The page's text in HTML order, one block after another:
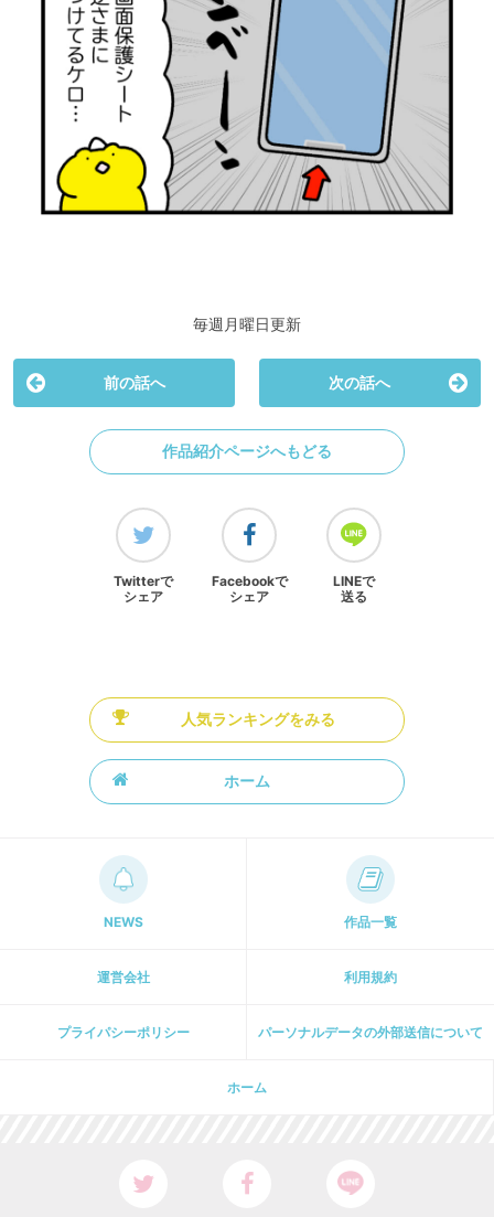
毎週月曜日更新
前の話へ 次の話へ
作品紹介ページへもどる
Twitterで
シェア
Facebookで
シェア
LINEで
送る
人気ランキングをみる
ホーム
NEWS 作品一覧
運営会社 利用規約
プライパシーポリシー パーソナルデータの外部送信について
ホーム